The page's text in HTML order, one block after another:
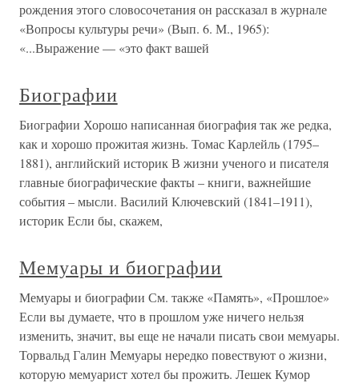
рождения этого словосочетания он рассказал в журнале
«Вопросы культуры речи» (Вып. 6. М., 1965):
«...Выражение — «это факт вашей
Биографии
Биографии Хорошо написанная биография так же редка,
как и хорошо прожитая жизнь. Томас Карлейль (1795–
1881), английский историк В жизни ученого и писателя
главные биографические факты – книги, важнейшие
события – мысли. Василий Ключевский (1841–1911),
историк Если бы, скажем,
Мемуары и биографии
Мемуары и биографии См. также «Память», «Прошлое»
Если вы думаете, что в прошлом уже ничего нельзя
изменить, значит, вы еще не начали писать свои мемуары.
Торвальд Галин Мемуары нередко повествуют о жизни,
которую мемуарист хотел бы прожить. Лешек Кумор